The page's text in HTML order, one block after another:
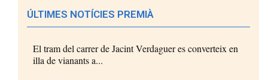
ÚLTIMES NOTÍCIES PREMIÀ
El tram del carrer de Jacint Verdaguer es converteix en
illa de vianants a...